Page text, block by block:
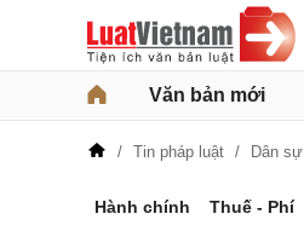
Văn bản mới
Tin pháp luật Dân sự
Hành chính Thuế - Phí